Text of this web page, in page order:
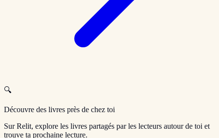
🔍
Découvre des livres près de chez toi
Sur Relit, explore les livres partagés par les lecteurs autour de toi et
trouve ta prochaine lecture.